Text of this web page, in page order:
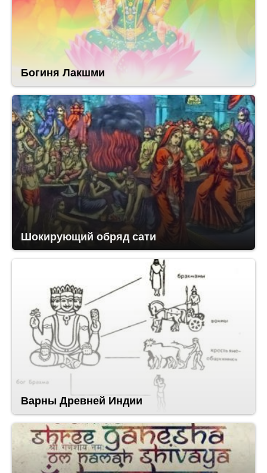
Богиня Лакшми
Шокирующий обряд сати
Варны Древней Индии